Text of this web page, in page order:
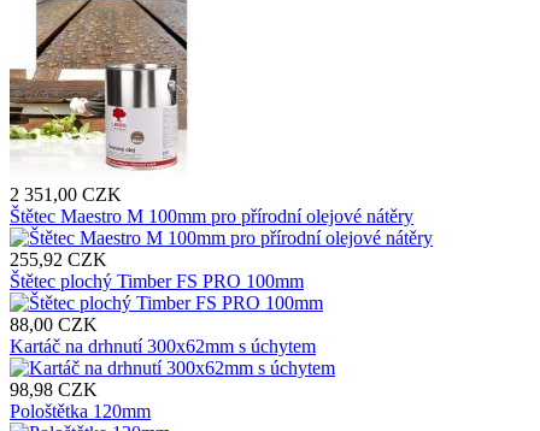
2 351,00 CZK
Štětec Maestro M 100mm pro přírodní olejové nátěry
255,92 CZK
Štětec plochý Timber FS PRO 100mm
88,00 CZK
Kartáč na drhnutí 300x62mm s úchytem
98,98 CZK
Pološtětka 120mm